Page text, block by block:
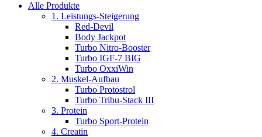
Alle Produkte
1. Leistungs-Steigerung
Red-Devil
Body Jackpot
Turbo Nitro-Booster
Turbo IGF-7 BIG
Turbo OxxiWin
2. Muskel-Aufbau
Turbo Protostrol
Turbo Tribu-Stack III
3. Protein
Turbo Sport-Protein
4. Creatin